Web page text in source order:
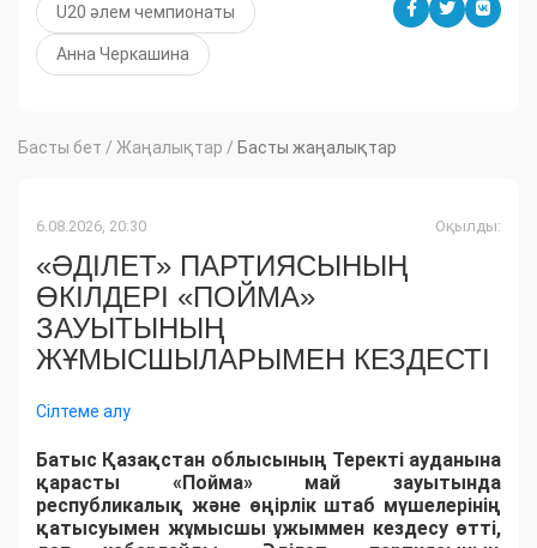
U20 әлем чемпионаты
Анна Черкашина
Басты бет / Жаңалықтар / Басты жаңалықтар
6.08.2026, 20:30 Оқылды:
«ӘДІЛЕТ» ПАРТИЯСЫНЫҢ
ӨКІЛДЕРІ «ПОЙМА»
ЗАУЫТЫНЫҢ
ЖҰМЫСШЫЛАРЫМЕН КЕЗДЕСТІ
Сілтеме алу
Батыс Қазақстан облысының Теректі ауданына
қарасты «Пойма» май зауытында
республикалық және өңірлік штаб мүшелерінің
қатысуымен жұмысшы ұжыммен кездесу өтті,